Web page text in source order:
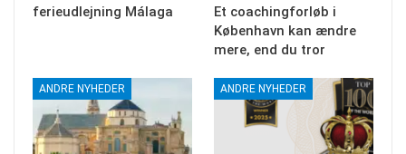
ferieudlejning Málaga
Et coachingforløb i
København kan ændre
mere, end du tror
ANDRE NYHEDER ANDRE NYHEDER